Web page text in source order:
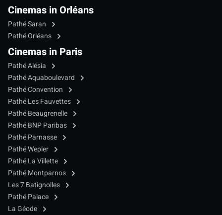
Cinemas in Orléans
Pathé Saran
Pathé Orléans
Cinemas in Paris
Pathé Alésia
Pathé Aquaboulevard
Pathé Convention
Pathé Les Fauvettes
Pathé Beaugrenelle
Pathé BNP Paribas
Pathé Parnasse
Pathé Wepler
Pathé La Villette
Pathé Montparnos
Les 7 Batignolles
Pathé Palace
La Géode